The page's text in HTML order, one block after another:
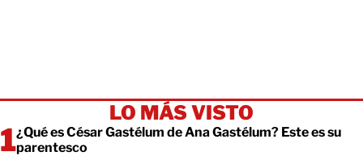
LO MÁS VISTO
¿Qué es César Gastélum de Ana Gastélum? Este es su
parentesco